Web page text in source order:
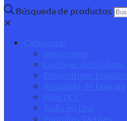
Búsqueda de productos
✕
Categorías
Impresoras
Lectores de Códigos
Dispositivos Móviles
Respaldo de Energía
Mini PCs
Todo en Uno
Pantallas Táctiles